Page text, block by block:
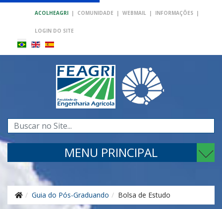
ACOLHEAGRI | COMUNIDADE | WEBMAIL | INFORMAÇÕES |
LOGIN DO SITE
Pesquisar...
MENU PRINCIPAL
Guia do Pós-Graduando Bolsa de Estudo